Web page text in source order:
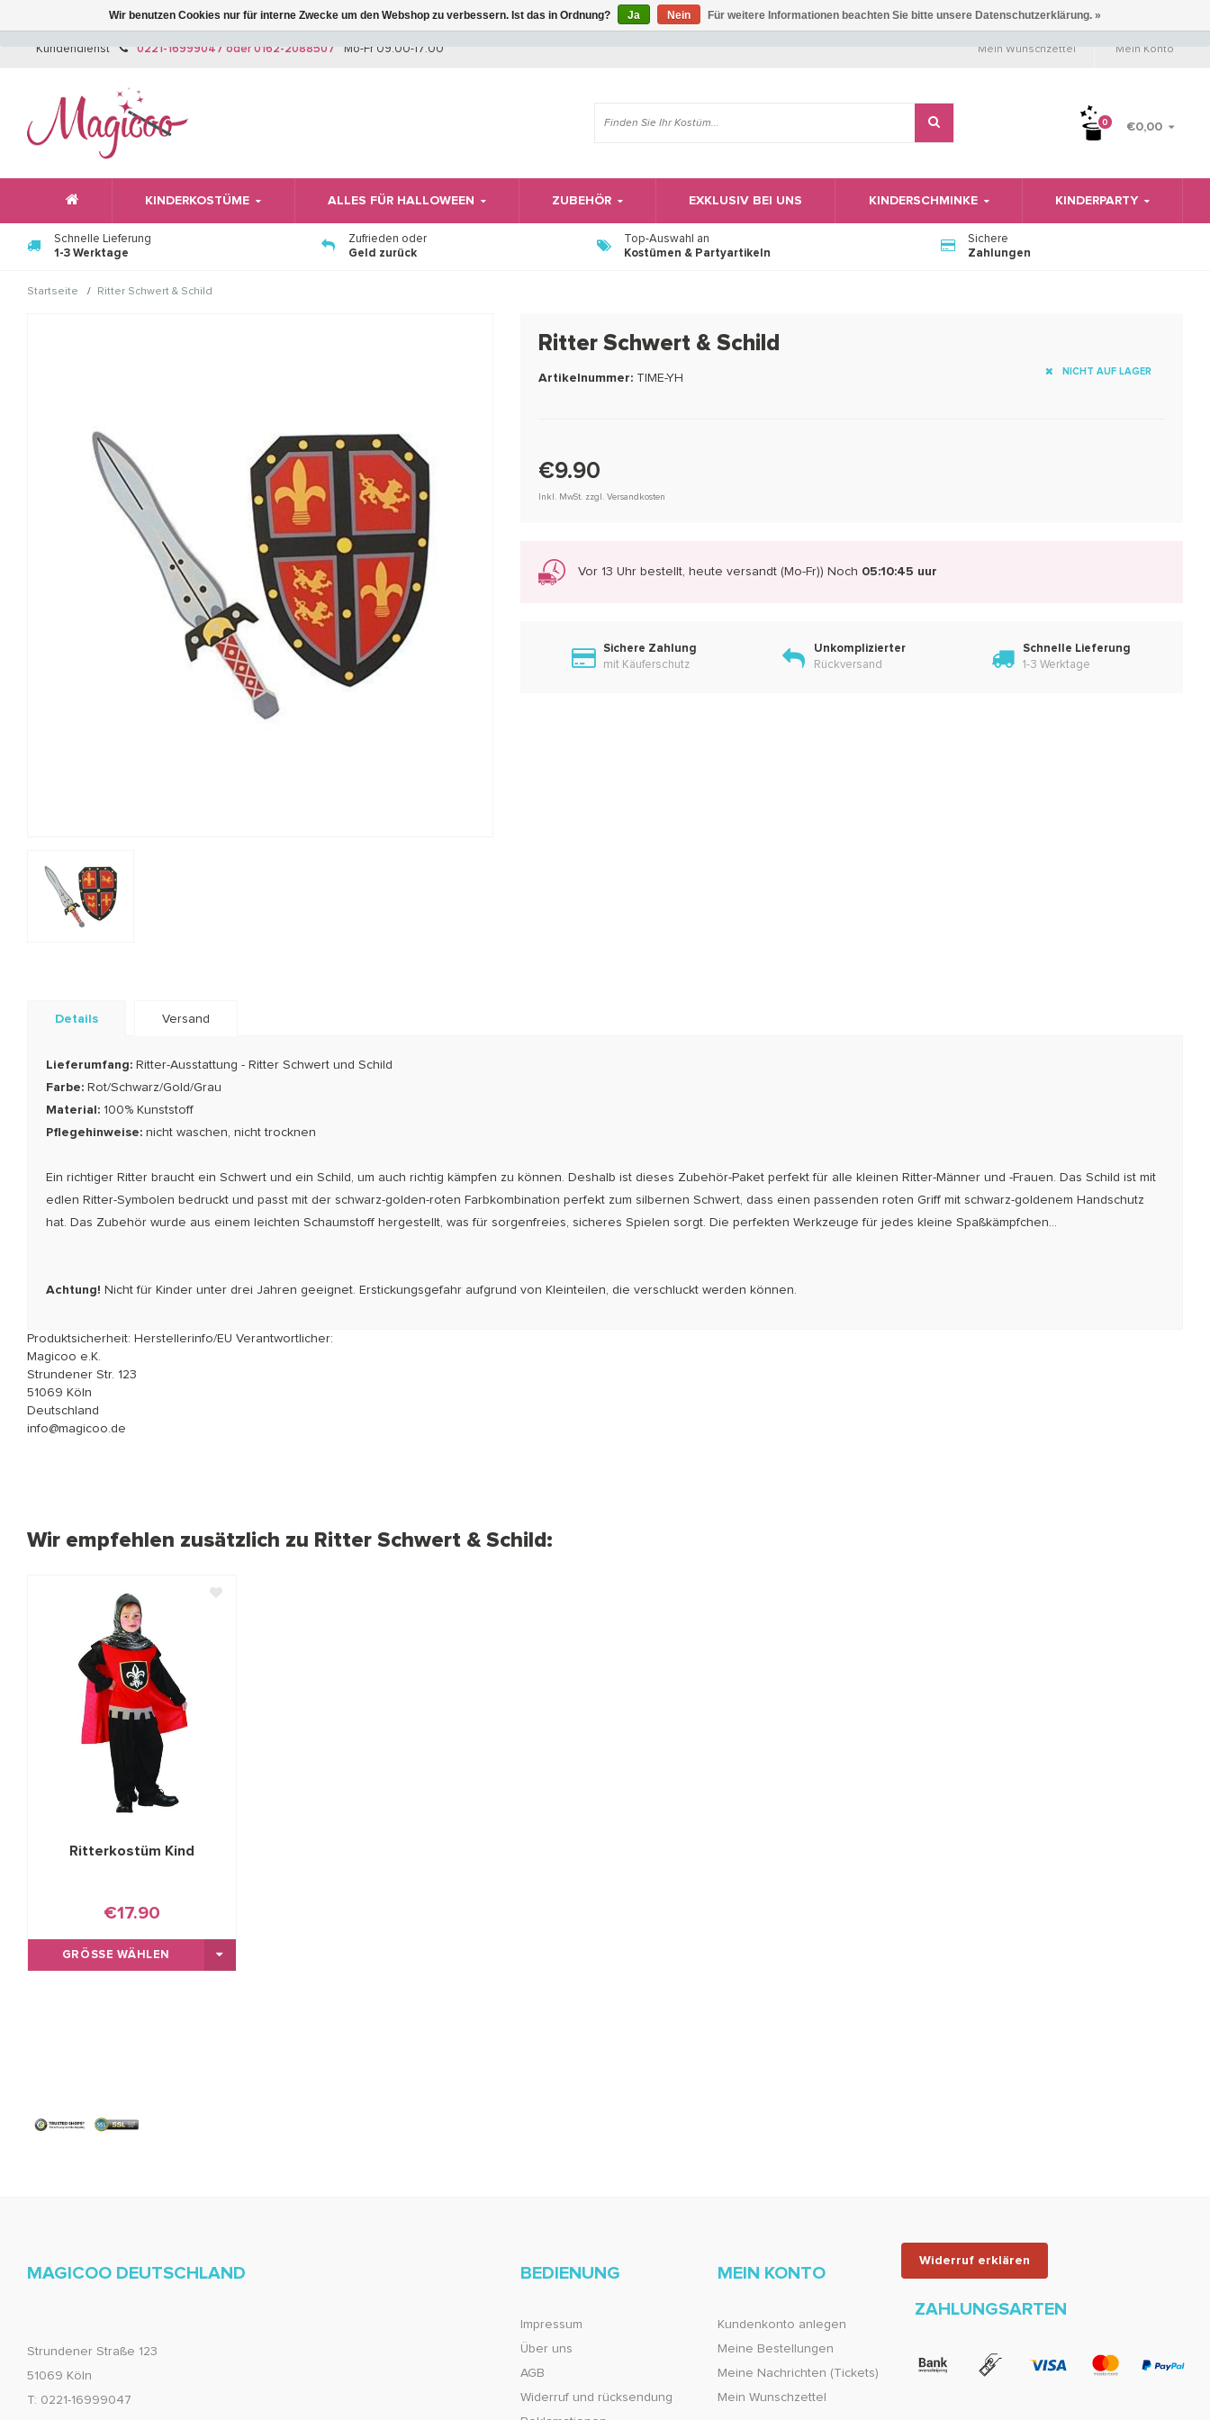
Wir haben Betriebsferien, daher können Sie derzeit nicht bestellen.
Kundendienst 0221-16999047 oder 0162-2088507 Mo-Fr 09:00-17:00 Mein Wunschzettel Mein Konto
0 €0,00
KINDERKOSTÜME ALLES FÜR HALLOWEEN ZUBEHÖR EXKLUSIV BEI UNS KINDERSCHMINKE KINDERPARTY
Schnelle Lieferung
1-3 Werktage
Zufrieden oder
Geld zurück
Top-Auswahl an
Kostümen & Partyartikeln
Sichere
Zahlungen
Startseite / Ritter Schwert & Schild
Ritter Schwert & Schild
Artikelnummer:TIME-YH
NICHT AUF LAGER
€9.90
Inkl. MwSt. zzgl. Versandkosten
Vor 13 Uhr bestellt, heute versandt (Mo-Fr)) Noch 05:10:44 uur
Sichere Zahlung
mit Käuferschutz
Unkomplizierter
Rückversand
Schnelle Lieferung
1-3 Werktage
Details Versand
Lieferumfang: Ritter-Ausstattung - Ritter Schwert und Schild
Farbe: Rot/Schwarz/Gold/Grau
Material: 100% Kunststoff
Pflegehinweise: nicht waschen, nicht trocknen
Ein richtiger Ritter braucht ein Schwert und ein Schild, um auch richtig kämpfen zu können. Deshalb ist dieses Zubehör-Paket perfekt für alle kleinen Ritter-Männer und -Frauen. Das Schild ist mit
edlen Ritter-Symbolen bedruckt und passt mit der schwarz-golden-roten Farbkombination perfekt zum silbernen Schwert, dass einen passenden roten Griff mit schwarz-goldenem Handschutz
hat. Das Zubehör wurde aus einem leichten Schaumstoff hergestellt, was für sorgenfreies, sicheres Spielen sorgt. Die perfekten Werkzeuge für jedes kleine Spaßkämpfchen...
Achtung! Nicht für Kinder unter drei Jahren geeignet. Erstickungsgefahr aufgrund von Kleinteilen, die verschluckt werden können.
Produktsicherheit: Herstellerinfo/EU Verantwortlicher:
Magicoo e.K.
Strundener Str. 123
51069 Köln
Deutschland
info@magicoo.de
Wir empfehlen zusätzlich zu Ritter Schwert & Schild:
Ritterkostüm Kind
€17.90
GRÖSSE WÄHLEN
MAGICOO DEUTSCHLAND
Strundener Straße 123
51069 Köln
T: 0221-16999047
Widerruf erklären
BEDIENUNG
Impressum
Über uns
AGB
Widerruf und rücksendung
MEIN KONTO
Kundenkonto anlegen
Meine Bestellungen
Meine Nachrichten (Tickets)
Mein Wunschzettel
ZAHLUNGSARTEN
Wir benutzen Cookies nur für interne Zwecke um den Webshop zu verbessern. Ist das in Ordnung? Ja Nein Für weitere Informationen beachten Sie bitte unsere Datenschutzerklärung. »